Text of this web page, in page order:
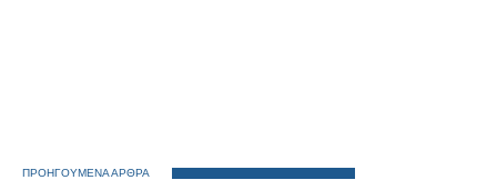
ΠΡΟΗΓΟΥΜΕΝΑ ΑΡΘΡΑ